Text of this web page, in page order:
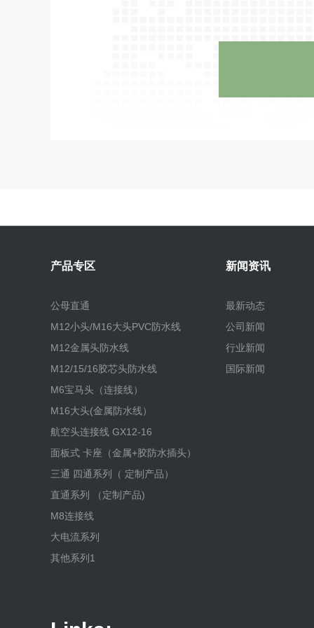
产品专区
公母直通
M12小头/M16大头PVC防水线
M12金属头防水线
M12/15/16胶芯头防水线
M6宝马头（连接线）
M16大头(金属防水线）
航空头连接线 GX12-16
面板式 卡座（金属+胶防水插头）
三通 四通系列（ 定制产品）
直通系列 （定制产品)
M8连接线
大电流系列
其他系列1
新闻资讯
最新动态
公司新闻
行业新闻
国际新闻